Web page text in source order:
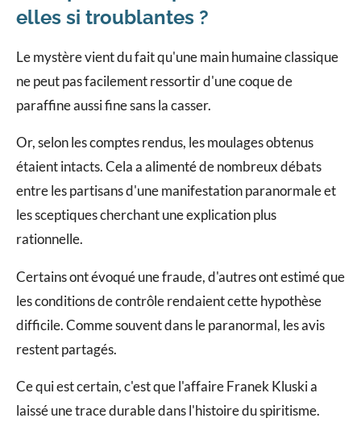
elles si troublantes ?
Le mystère vient du fait qu'une main humaine classique
ne peut pas facilement ressortir d'une coque de
paraffine aussi fine sans la casser.
Or, selon les comptes rendus, les moulages obtenus
étaient intacts. Cela a alimenté de nombreux débats
entre les partisans d'une manifestation paranormale et
les sceptiques cherchant une explication plus
rationnelle.
Certains ont évoqué une fraude, d'autres ont estimé que
les conditions de contrôle rendaient cette hypothèse
difficile. Comme souvent dans le paranormal, les avis
restent partagés.
Ce qui est certain, c'est que l'affaire Franek Kluski a
laissé une trace durable dans l'histoire du spiritisme.